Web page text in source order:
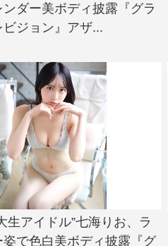
ダー美ボディ披露『グラ
ビジョン』アザ...
生アイドル”七海りお、ラ
姿で色白美ボディ披露『グ